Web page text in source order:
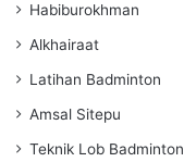
Habiburokhman
Alkhairaat
Latihan Badminton
Amsal Sitepu
Teknik Lob Badminton